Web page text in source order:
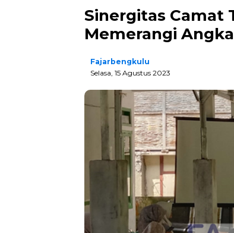
Sinergitas Camat
Memerangi
Fajarbengkulu
Selasa, 15 Agustus 2023